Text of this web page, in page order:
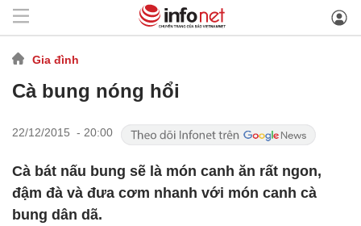
Gia đình
Cà bung nóng hổi
22/12/2015 - 20:00
Cà bát nấu bung sẽ là món canh ăn rất ngon,
đậm đà và đưa cơm nhanh với món canh cà
bung dân dã.